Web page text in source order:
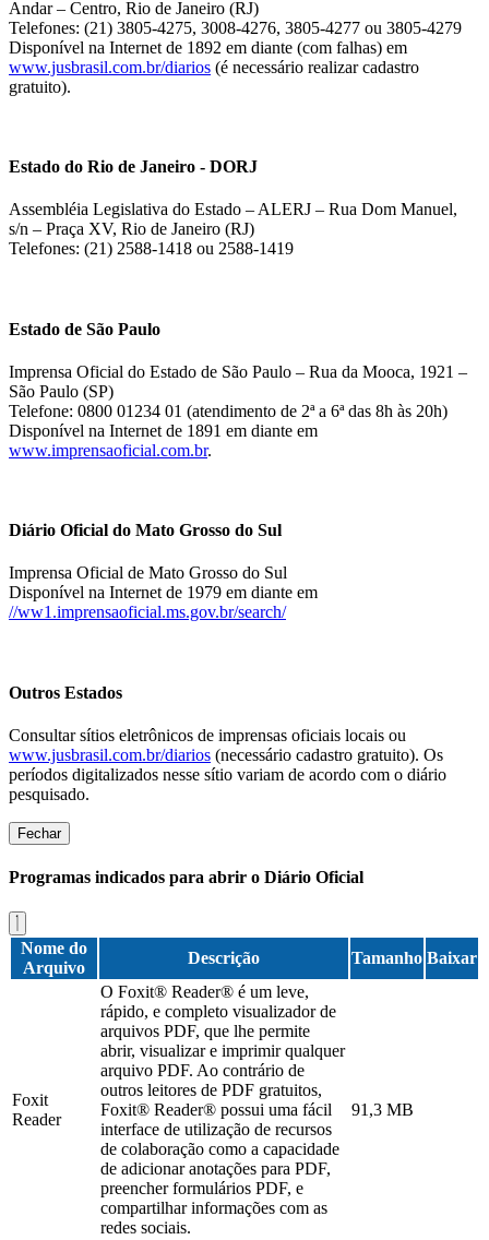
Andar – Centro, Rio de Janeiro (RJ)
Telefones: (21) 3805-4275, 3008-4276, 3805-4277 ou 3805-4279
Disponível na Internet de 1892 em diante (com falhas) em
www.jusbrasil.com.br/diarios (é necessário realizar cadastro
gratuito).
Estado do Rio de Janeiro - DORJ
Assembléia Legislativa do Estado – ALERJ – Rua Dom Manuel,
s/n – Praça XV, Rio de Janeiro (RJ)
Telefones: (21) 2588-1418 ou 2588-1419
Estado de São Paulo
Imprensa Oficial do Estado de São Paulo – Rua da Mooca, 1921 –
São Paulo (SP)
Telefone: 0800 01234 01 (atendimento de 2ª a 6ª das 8h às 20h)
Disponível na Internet de 1891 em diante em
www.imprensaoficial.com.br.
Diário Oficial do Mato Grosso do Sul
Imprensa Oficial de Mato Grosso do Sul
Disponível na Internet de 1979 em diante em
//ww1.imprensaoficial.ms.gov.br/search/
Outros Estados
Consultar sítios eletrônicos de imprensas oficiais locais ou
www.jusbrasil.com.br/diarios (necessário cadastro gratuito). Os
períodos digitalizados nesse sítio variam de acordo com o diário
pesquisado.
Fechar
Programas indicados para abrir o Diário Oficial
Nome do
Arquivo
Descrição Tamanho Baixar
Foxit
Reader
O Foxit® Reader® é um leve,
rápido, e completo visualizador de
arquivos PDF, que lhe permite
abrir, visualizar e imprimir qualquer
arquivo PDF. Ao contrário de
outros leitores de PDF gratuitos,
Foxit® Reader® possui uma fácil
interface de utilização de recursos
de colaboração como a capacidade
de adicionar anotações para PDF,
preencher formulários PDF, e
compartilhar informações com as
redes sociais.
91,3 MB